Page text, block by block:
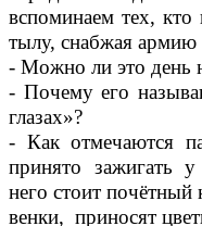
вспоминаем тех, кто
тылу, снабжая
- Можно ли это день
- Почему его
глазах»?
- Как отмечаются
принято зажигать
него стоит
венки, приносят